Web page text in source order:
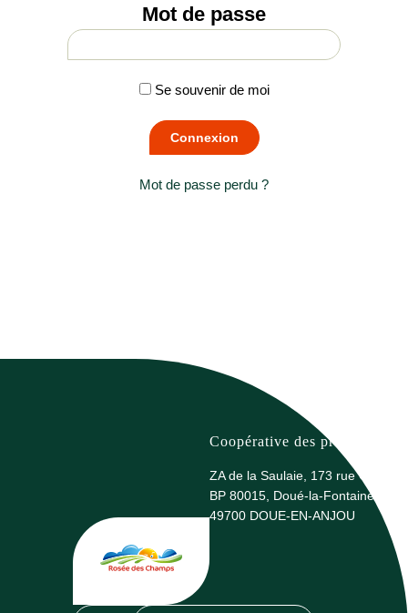
Mot de passe
Se souvenir de moi
Mot de passe perdu ?
Coopérative des producteurs
ZA de la Saulaie, 173 rue G. Eiffel
BP 80015, Doué-la-Fontaine
49700 DOUE-EN-ANJOU